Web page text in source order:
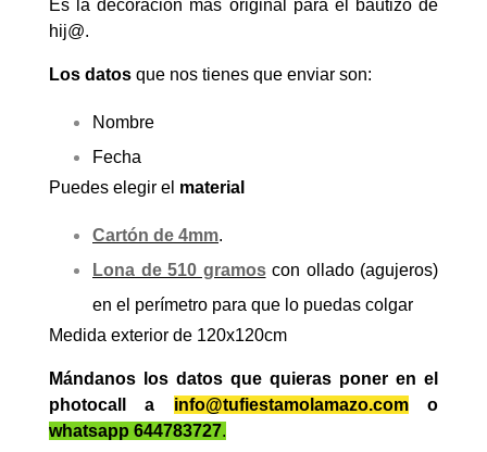
Es la decoración más original para el bautizo de
hij@.
Los datos que nos tienes que enviar son:
Nombre
Fecha
Puedes elegir el material
Cartón de 4mm.
Lona de 510 gramos con ollado (agujeros)
en el perímetro para que lo puedas colgar
Medida exterior de 120x120cm
Mándanos los datos que quieras poner en el
photocall a info@tufiestamolamazo.como
whatsapp 644783727.